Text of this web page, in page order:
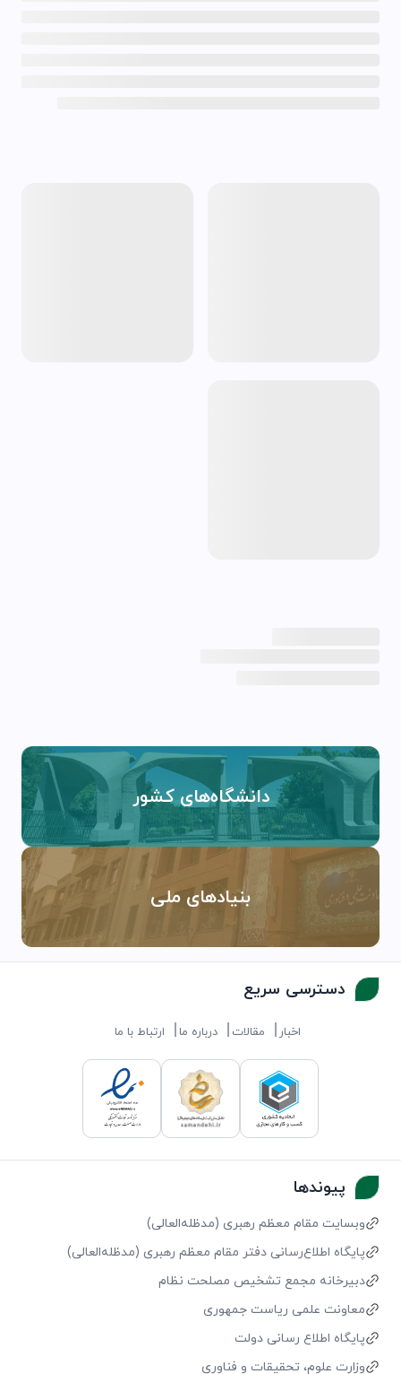
دانشگاه‌های کشور
بنیادهای ملی
دسترسی سریع
اخبار مقالات درباره ما ارتباط با ما
پیوندها
وبسایت مقام معظم رهبری (مد‌ظله‌العالی)
پایگاه اطلاع‌رسانی دفتر مقام معظم رهبری (مد‌ظله‌العالی)
دبیرخانه مجمع تشخیص مصلحت نظام
معاونت علمی ریاست جمهوری
پایگاه اطلاع رسانی دولت
وزارت علوم، تحقیقات و فناوری